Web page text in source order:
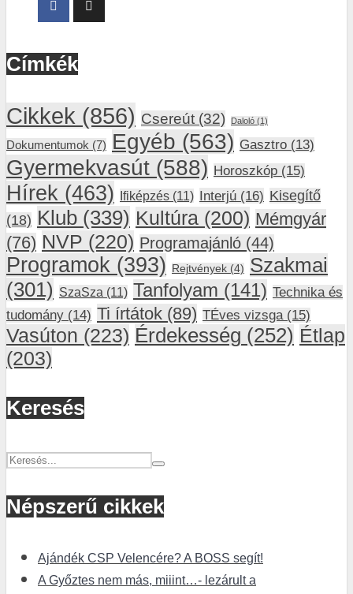
Címkék
Cikkek (856) Csereút (32) Daloló (1)
Dokumentumok (7) Egyéb (563) Gasztro (13)
Gyermekvasút (588) Horoszkóp (15)
Hírek (463) Ifiképzés (11) Interjú (16) Kisegítő
(18) Klub (339) Kultúra (200) Mémgyár
(76) NVP (220) Programajánló (44)
Programok (393) Rejtvények (4) Szakmai
(301) SzaSza (11) Tanfolyam (141) Technika és
tudomány (14) Ti írtátok (89) TÉves vizsga (15)
Vasúton (223) Érdekesség (252) Étlap
(203)
Keresés
Népszerű cikkek
Ajándék CSP Velencére? A BOSS segít!
A Győztes nem más, miiint…- lezárult a